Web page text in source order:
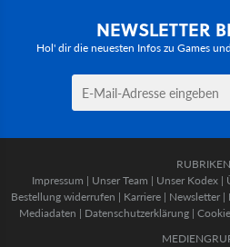
NEWSLETTER
Hol' dir die neuesten Infos zu Games
RUBRIKEN
Impressum | Unser Team | Unser Kodex |
Bestellung widerrufen | Karriere | Newsletter |
Mediadaten | Datenschutzerklärung |